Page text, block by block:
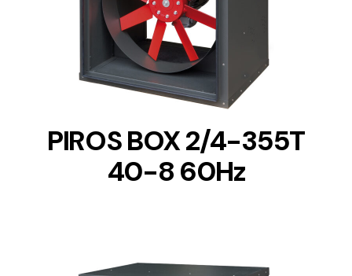
DETAILS
PIROS BOX 2/4-355T
40-8 60Hz